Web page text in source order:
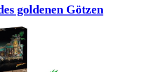
goldenen Götzen